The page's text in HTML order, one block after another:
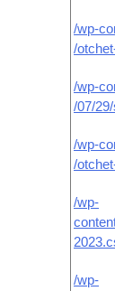
/wp-
/
/wp-
/07/
/wp-
/
/wp-
/wp-